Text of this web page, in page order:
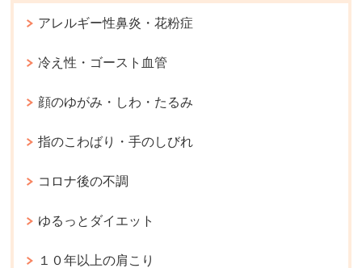
アレルギー性鼻炎・花粉症
冷え性・ゴースト血管
顔のゆがみ・しわ・たるみ
指のこわばり・手のしびれ
コロナ後の不調
ゆるっとダイエット
１０年以上の肩こり